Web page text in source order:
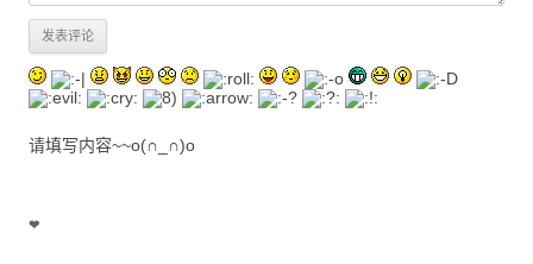
请填写内容~~o(∩_∩)o
❤